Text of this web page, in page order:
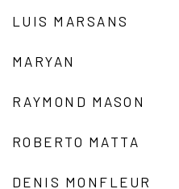
LUIS MARSANS
MARYAN
RAYMOND MASON
ROBERTO MATTA
DENIS MONFLEUR